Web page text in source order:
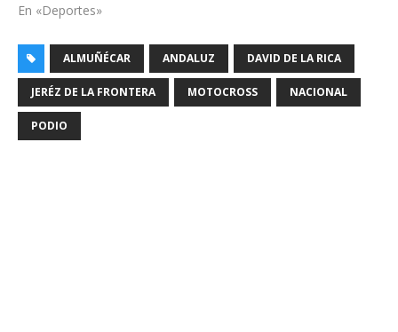
En «Deportes»
ALMUÑÉCAR ANDALUZ DAVID DE LA RICA
JERÉZ DE LA FRONTERA MOTOCROSS NACIONAL
PODIO